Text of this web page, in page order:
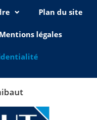
Plan du site
Mentions légales